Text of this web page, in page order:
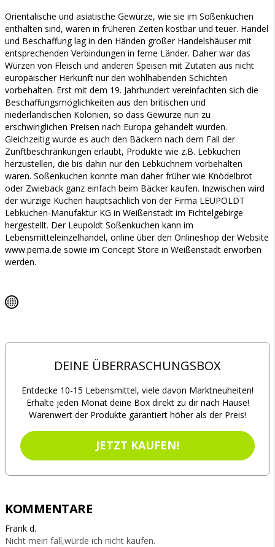
Orientalische und asiatische Gewürze, wie sie im Soßenkuchen
enthalten sind, waren in früheren Zeiten kostbar und teuer. Handel
und Beschaffung lag in den Händen großer Handelshäuser mit
entsprechenden Verbindungen in ferne Länder. Daher war das
Würzen von Fleisch und anderen Speisen mit Zutaten aus nicht
europäischer Herkunft nur den wohlhabenden Schichten
vorbehalten. Erst mit dem 19. Jahrhundert vereinfachten sich die
Beschaffungsmöglichkeiten aus den britischen und
niederländischen Kolonien, so dass Gewürze nun zu
erschwinglichen Preisen nach Europa gehandelt wurden.
Gleichzeitig wurde es auch den Bäckern nach dem Fall der
Zunftbeschränkungen erlaubt, Produkte wie z.B. Lebkuchen
herzustellen, die bis dahin nur den Lebküchnern vorbehalten
waren. Soßenkuchen konnte man daher früher wie Knödelbrot
oder Zwieback ganz einfach beim Bäcker kaufen. Inzwischen wird
der würzige Kuchen hauptsächlich von der Firma LEUPOLDT
Lebkuchen-Manufaktur KG in Weißenstadt im Fichtelgebirge
hergestellt. Der Leupoldt Soßenkuchen kann im
Lebensmitteleinzelhandel, online über den Onlineshop der Website
www.pema.de sowie im Concept Store in Weißenstadt erworben
werden.
DEINE ÜBERRASCHUNGSBOX
Entdecke 10-15 Lebensmittel, viele davon Marktneuheiten!
Erhalte jeden Monat deine Box direkt zu dir nach Hause!
Warenwert der Produkte garantiert höher als der Preis!
JETZT KAUFEN!
KOMMENTARE
Frank d.
Nicht mein fall,würde ich nicht kaufen.